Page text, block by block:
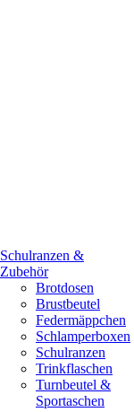
Schulranzen &
Zubehör
Brotdosen
Brustbeutel
Federmäppchen
Schlamperboxen
Schulranzen
Trinkflaschen
Turnbeutel &
Sportaschen